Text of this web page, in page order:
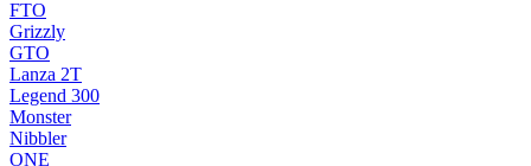
FTO
Grizzly
GTO
Lanza 2T
Legend 300
Monster
Nibbler
ONE